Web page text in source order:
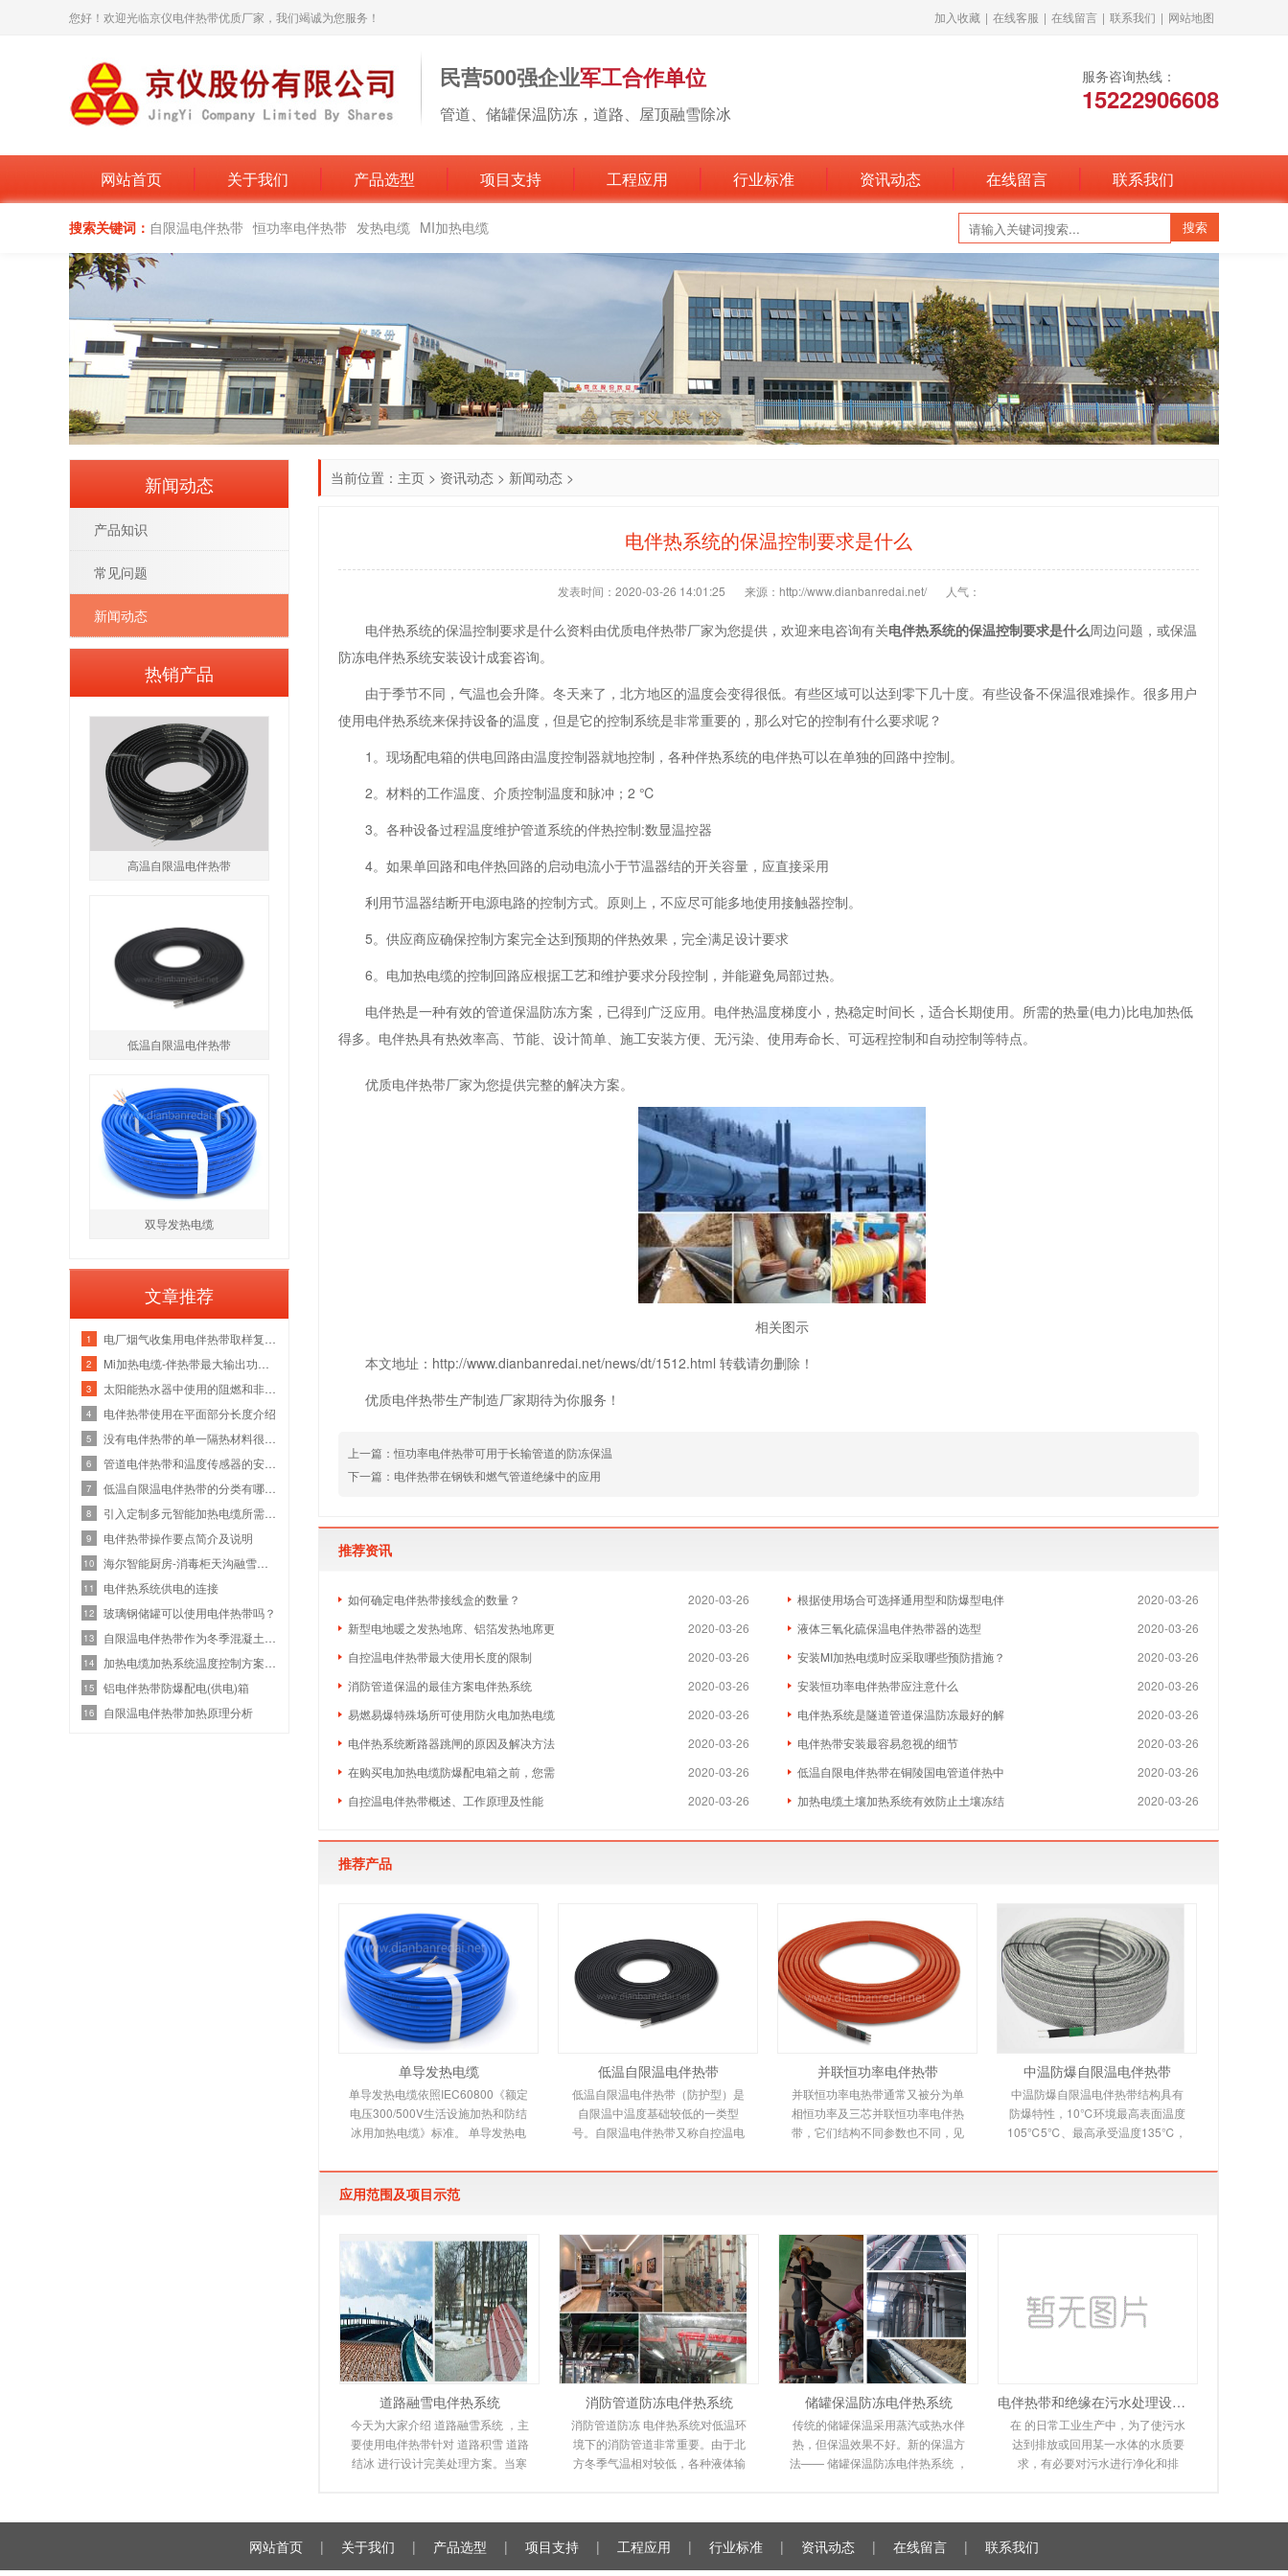
您好！欢迎光临京仪电伴热带优质厂家，我们竭诚为您服务！ 加入收藏 | 在线客服 | 在线留言 | 联系我们 | 网站地图
民营500强企业军工合作单位
管道、储罐保温防冻，道路、屋顶融雪除冰
服务咨询热线：
15222906608
网站首页 关于我们 产品选型 项目支持 工程应用 行业标准 资讯动态 在线留言 联系我们
搜索关键词： 自限温电伴热带 恒功率电伴热带 发热电缆 MI加热电缆
当前位置： 主页 > 资讯动态 > 新闻动态 >
电伴热系统的保温控制要求是什么
发表时间：2020-03-26 14:01:25 来源：http://www.dianbanredai.net/ 人气：
电伴热系统的保温控制要求是什么资料由优质电伴热带厂家为您提供，欢迎来电咨询有关电伴热系统的保温控制要求是什么周边问题，或保温
防冻电伴热系统安装设计成套咨询。
由于季节不同，气温也会升降。冬天来了，北方地区的温度会变得很低。有些区域可以达到零下几十度。有些设备不保温很难操作。很多用户
使用电伴热系统来保持设备的温度，但是它的控制系统是非常重要的，那么对它的控制有什么要求呢？
1。现场配电箱的供电回路由温度控制器就地控制，各种伴热系统的电伴热可以在单独的回路中控制。
2。材料的工作温度、介质控制温度和脉冲；2 ℃
3。各种设备过程温度维护管道系统的伴热控制:数显温控器
4。如果单回路和电伴热回路的启动电流小于节温器结的开关容量，应直接采用
利用节温器结断开电源电路的控制方式。原则上，不应尽可能多地使用接触器控制。
5。供应商应确保控制方案完全达到预期的伴热效果，完全满足设计要求
6。电加热电缆的控制回路应根据工艺和维护要求分段控制，并能避免局部过热。
电伴热是一种有效的管道保温防冻方案，已得到广泛应用。电伴热温度梯度小，热稳定时间长，适合长期使用。所需的热量(电力)比电加热低
得多。电伴热具有热效率高、节能、设计简单、施工安装方便、无污染、使用寿命长、可远程控制和自动控制等特点。
优质电伴热带厂家为您提供完整的解决方案。
相关图示
本文地址：http://www.dianbanredai.net/news/dt/1512.html 转载请勿删除！
优质电伴热带生产制造厂家期待为你服务！
上一篇： 恒功率电伴热带可用于长输管道的防冻保温
下一篇： 电伴热带在钢铁和燃气管道绝缘中的应用
推荐资讯
2020-03-26
如何确定电伴热带接线盒的数量？ 2020-03-26
根据使用场合可选择通用型和防爆型电伴
2020-03-26
新型电地暖之发热地席、铝箔发热地席更 2020-03-26
液体三氧化硫保温电伴热带器的选型
2020-03-26
自控温电伴热带最大使用长度的限制 2020-03-26
安装MI加热电缆时应采取哪些预防措施？
2020-03-26
消防管道保温的最佳方案电伴热系统 2020-03-26
安装恒功率电伴热带应注意什么
2020-03-26
易燃易爆特殊场所可使用防火电加热电缆 2020-03-26
电伴热系统是隧道管道保温防冻最好的解
2020-03-26
电伴热系统断路器跳闸的原因及解决方法 2020-03-26
电伴热带安装最容易忽视的细节
2020-03-26
在购买电加热电缆防爆配电箱之前，您需 2020-03-26
低温自限电伴热带在铜陵国电管道伴热中
2020-03-26
自控温电伴热带概述、工作原理及性能 2020-03-26
加热电缆土壤加热系统有效防止土壤冻结
推荐产品
单导发热电缆
单导发热电缆依照IEC60800《额定
电压300/500V生活设施加热和防结
冰用加热电缆》标准。 单导发热电
烯绝缘，铝带屏蔽，防
低温自限温电伴热带
低温自限温电伴热带（防护型）是
自限温中温度基础较低的一类型
号。自限温电伴热带又称自控温电
电热产品，由高分子
并联恒功率电伴热带
并联恒功率电热带通常又被分为单
相恒功率及三芯并联恒功率电伴热
带，它们结构不同参数也不同，见
是由多个发热节在
中温防爆自限温电伴热带
中温防爆自限温电伴热带结构具有
防爆特性，10℃环境最高表面温度
105℃5℃、最高承受温度135℃，
带，它是新一代唯一带
应用范围及项目示范
道路融雪电伴热系统
今天为大家介绍 道路融雪系统 ，主
要使用电伴热带针对 道路积雪 道路
结冰 进行设计完美处理方案。当寒
消防管道防冻电伴热系统
消防管道防冻 电伴热系统对低温环
境下的消防管道非常重要。由于北
方冬季气温相对较低，各种液体输
储罐保温防冻电伴热系统
传统的储罐保温采用蒸汽或热水伴
热，但保温效果不好。新的保温方
法—— 储罐保温防冻电伴热系统 ，
电伴热带和绝缘在污水处理设备中的应用
在 的日常工业生产中，为了使污水
达到排放或回用某一水体的水质要
求，有必要对污水进行净化和排
新闻动态
产品知识
常见问题
新闻动态
热销产品
高温自限温电伴热带
低温自限温电伴热带
双导发热电缆
文章推荐
1
2
3
4 电伴热带使用在平面部分长度介绍
5
6
7
8
9 电伴热带操作要点简介及说明
10
11 电伴热系统供电的连接
12 玻璃钢储罐可以使用电伴热带吗？
13
14
15 铝电伴热带防爆配电(供电)箱
16 自限温电伴热带加热原理分析
网站首页 | 关于我们 | 产品选型 | 项目支持 | 工程应用 | 行业标准 | 资讯动态 | 在线留言 | 联系我们